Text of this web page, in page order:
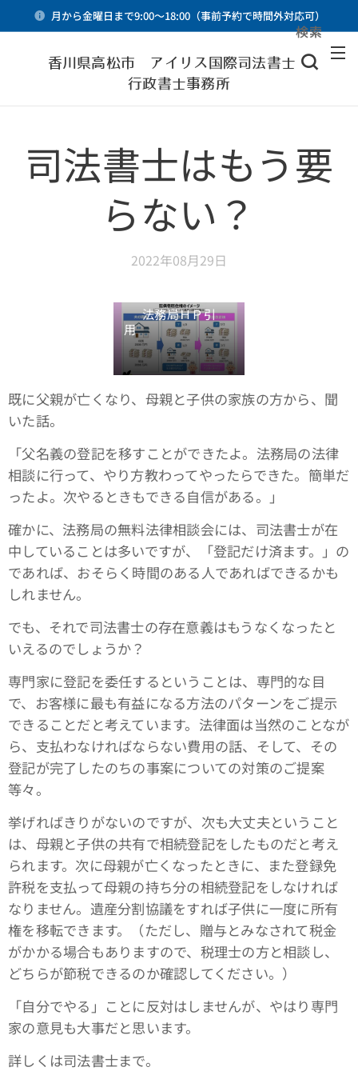
月から金曜日まで9:00～18:00（事前予約で時間外対応可）
香川県高松市 アイリス国際司法書士・
行政書士事務所
検索
司法書士はもう要
らない？
2022年08月29日
法務局ＨＰ引
用
既に父親が亡くなり、母親と子供の家族の方から、聞
いた話。
「父名義の登記を移すことができたよ。法務局の法律
相談に行って、やり方教わってやったらできた。簡単だ
ったよ。次やるときもできる自信がある。」
確かに、法務局の無料法律相談会には、司法書士が在
中していることは多いですが、「登記だけ済ます。」の
であれば、おそらく時間のある人であればできるかも
しれません。
でも、それで司法書士の存在意義はもうなくなったと
いえるのでしょうか？
専門家に登記を委任するということは、専門的な目
で、お客様に最も有益になる方法のパターンをご提示
できることだと考えています。法律面は当然のことなが
ら、支払わなければならない費用の話、そして、その
登記が完了したのちの事案についての対策のご提案
等々。
挙げればきりがないのですが、次も大丈夫ということ
は、母親と子供の共有で相続登記をしたものだと考え
られます。次に母親が亡くなったときに、また登録免
許税を支払って母親の持ち分の相続登記をしなければ
なりません。遺産分割協議をすれば子供に一度に所有
権を移転できます。（ただし、贈与とみなされて税金
がかかる場合もありますので、税理士の方と相談し、
どちらが節税できるのか確認してください。）
「自分でやる」ことに反対はしませんが、やはり専門
家の意見も大事だと思います。
詳しくは司法書士まで。